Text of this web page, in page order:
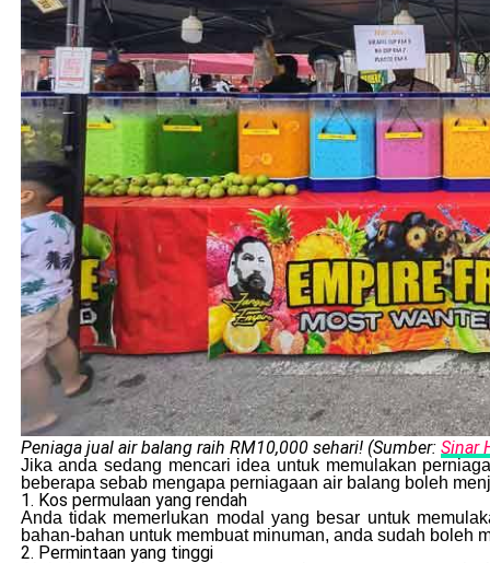
Peniaga jual air balang raih RM10,000 sehari! (Sumber: Sinar
Jika anda sedang mencari idea untuk memulakan
beberapa sebab mengapa perniagaan air balang boleh
1. Kos permulaan yang rendah
Anda tidak memerlukan modal yang besar untuk
bahan-bahan untuk membuat minuman, anda sudah boleh
2. Permintaan yang tinggi